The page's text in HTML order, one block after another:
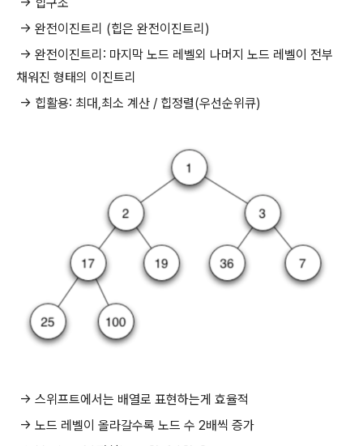
-> 완전이진트리 (힙은 완전이진트리)
-> 완전이진트리: 마지막 노드 레벨외 나머지 노드 레벨이 전부
채워진 형태의 이진트리
-> 힙활용: 최대,최소 계산 / 힙정렬(우선순위큐)
-> 스위프트에서는 배열로 표현하는게 효율적
-> 노드 레벨이 올라갈수록 노드 수 2배씩 증가